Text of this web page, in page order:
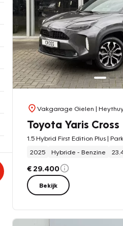
Vakgarage Gielen |
Toyota Yaris Cross
2025
Hybride - Benzine
€ 29.400
Bekijk